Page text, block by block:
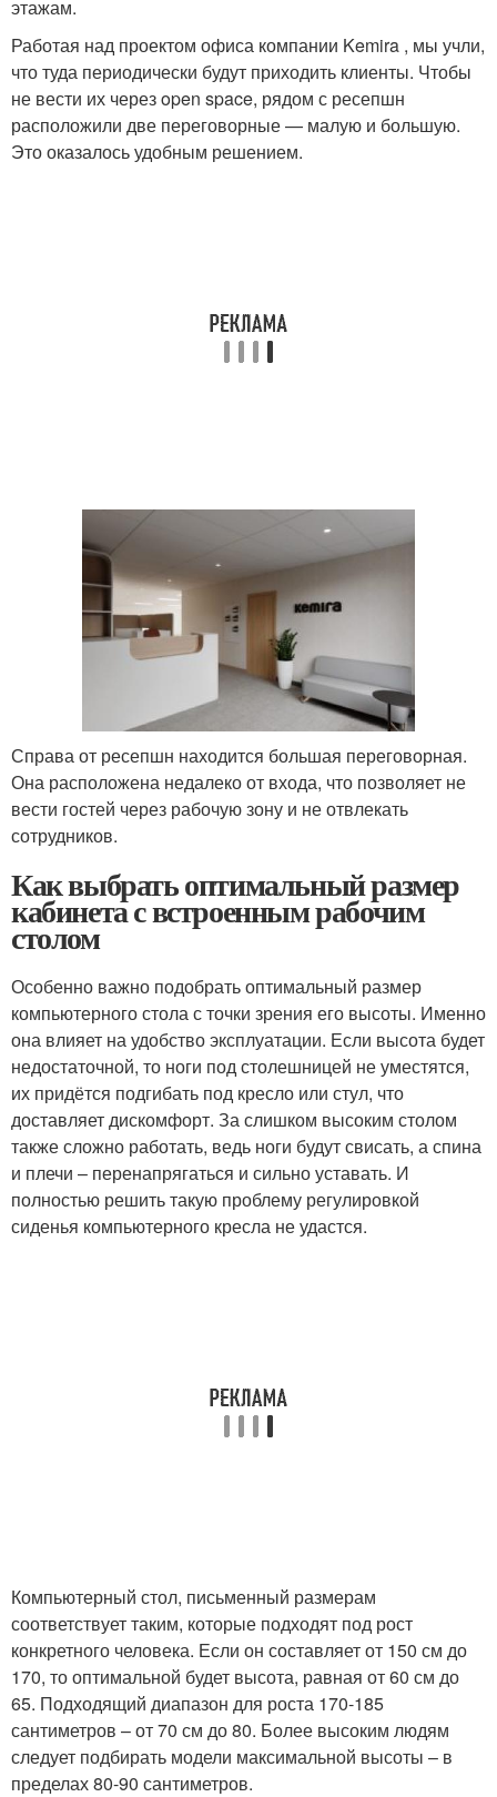
этажам.
Работая над проектом офиса компании Kemira , мы учли,
что туда периодически будут приходить клиенты. Чтобы
не вести их через open space, рядом с ресепшн
расположили две переговорные — малую и большую.
Это оказалось удобным решением.
Справа от ресепшн находится большая переговорная.
Она расположена недалеко от входа, что позволяет не
вести гостей через рабочую зону и не отвлекать
сотрудников.
Как выбрать оптимальный размер
кабинета с встроенным рабочим
столом
Особенно важно подобрать оптимальный размер
компьютерного стола с точки зрения его высоты. Именно
она влияет на удобство эксплуатации. Если высота будет
недостаточной, то ноги под столешницей не уместятся,
их придётся подгибать под кресло или стул, что
доставляет дискомфорт. За слишком высоким столом
также сложно работать, ведь ноги будут свисать, а спина
и плечи – перенапрягаться и сильно уставать. И
полностью решить такую проблему регулировкой
сиденья компьютерного кресла не удастся.
Компьютерный стол, письменный размерам
соответствует таким, которые подходят под рост
конкретного человека. Если он составляет от 150 см до
170, то оптимальной будет высота, равная от 60 см до
65. Подходящий диапазон для роста 170-185
сантиметров – от 70 см до 80. Более высоким людям
следует подбирать модели максимальной высоты – в
пределах 80-90 сантиметров.